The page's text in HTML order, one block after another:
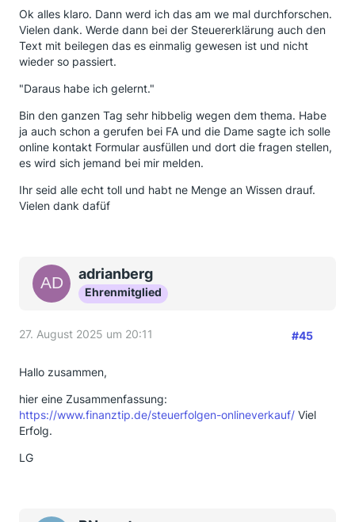
Ok alles klaro. Dann werd ich das am we mal durchforschen.
Vielen dank. Werde dann bei der Steuererklärung auch den
Text mit beilegen das es einmalig gewesen ist und nicht
wieder so passiert.
"Daraus habe ich gelernt."
Bin den ganzen Tag sehr hibbelig wegen dem thema. Habe
ja auch schon a gerufen bei FA und die Dame sagte ich solle
online kontakt Formular ausfüllen und dort die fragen stellen,
es wird sich jemand bei mir melden.
Ihr seid alle echt toll und habt ne Menge an Wissen drauf.
Vielen dank dafüf
adrianberg
Ehrenmitglied
27. August 2025 um 20:11 #45
Hallo zusammen,
hier eine Zusammenfassung:
https://www.finanztip.de/steuerfolgen-onlineverkauf/ Viel
Erfolg.
LG